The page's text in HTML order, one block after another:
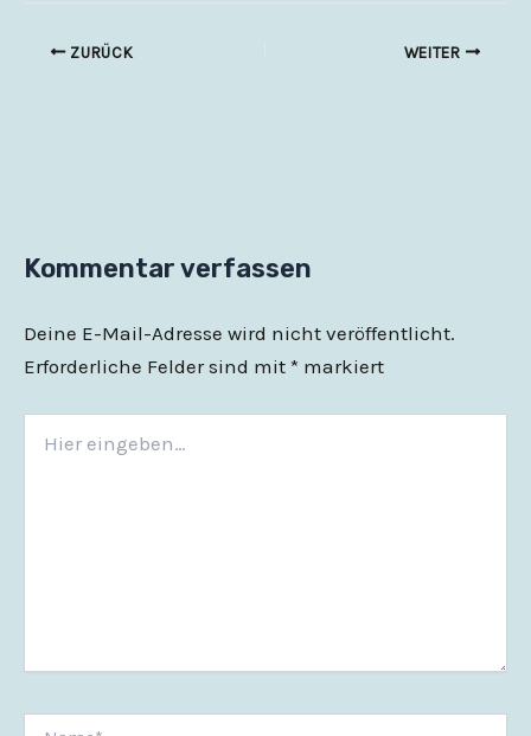
ZURÜCK WEITER
Kommentar verfassen
Deine E-Mail-Adresse wird nicht veröffentlicht.
Erforderliche Felder sind mit * markiert
eingeben…